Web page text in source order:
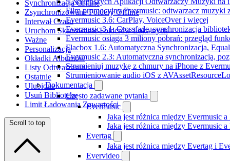
Film promocyjny Evermusic: odtwarzacz muzyki
Evermusic 3.6: CarPlay, VoiceOver i więcej
Evermusic 3.1: Crossfade, synchronizacja
Evermusic osiąga 3 miliony pobrań: przegląd
Flacbox 1.6: Automatyczna Synchronizacja,
Evermusic 2.3: Automatyczna synchronizacja,
Strumieniuj muzykę z chmury na iPhone z
Strumieniowanie audio iOS z
Dokumentacja
Często zadawane pytania
Evermusic
Jaka jest różnica między Evermusic
Jaka jest różnica między Evermusic
Evertag
Jaka jest różnica między Evertag i
Evervideo
Synchronizacja Offline
Zsynchronizowane Foldery Offline
Interwał Czasu
Uruchom Skanowanie Folderów Lokalnych
Ważne
Personalizacja
Okładki Albumów
Listy Odtwarzania
Ostatnie
Ulubione
Usuń Bibliotekę
Limit Ładowania Zawartości
Scroll to top